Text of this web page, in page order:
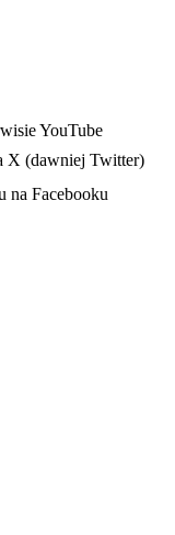
YouTube
X (dawniej Twitter)
na Facebooku